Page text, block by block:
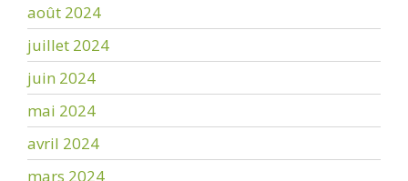
août 2024
juillet 2024
juin 2024
mai 2024
avril 2024
mars 2024